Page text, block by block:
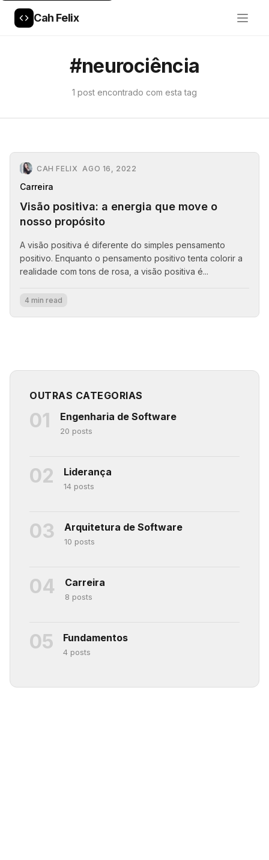
Cah Felix
#neurociência
1 post encontrado com esta tag
CAH FELIX AGO 16, 2022
Carreira
Visão positiva: a energia que move o
nosso propósito
A visão positiva é diferente do simples pensamento
positivo. Enquanto o pensamento positivo tenta colorir a
realidade com tons de rosa, a visão positiva é...
4 min read
OUTRAS CATEGORIAS
01 Engenharia de Software
20 posts
02 Liderança
14 posts
03 Arquitetura de Software
10 posts
04 Carreira
8 posts
05 Fundamentos
4 posts